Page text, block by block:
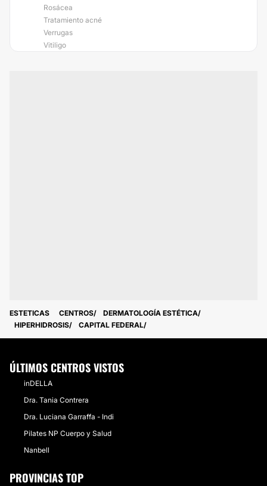
Rosácea
Tratamiento acné
Verrugas
Vitiligo
ESTETICAS CENTROS
DERMATOLOGÍA ESTÉTICA
HIPERHIDROSIS
CAPITAL FEDERAL
ÚLTIMOS CENTROS VISTOS
inDELLA
Dra. Tania Contrera
Dra. Luciana Garraffa - Indi
Pilates NP Cuerpo y Salud
Nanbell
PROVINCIAS TOP